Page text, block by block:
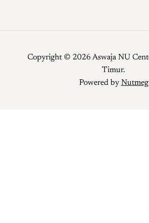
Copyright © 2026 Aswaja NU
Timur.
Powered by Nutmeg